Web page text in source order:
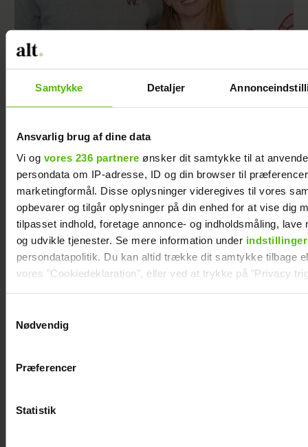
Samtykke Detaljer
Ansvarlig brug af dine data
Vi og vores 236 partnere ønsker dit samtykke til at
persondata om IP-adresse, ID og din browser til
marketingformål. Disse oplysninger videregives til vores
opbevarer og tilgår oplysninger på din enhed for at vise dig
tilpasset indhold, foretage annonce- og indholdsmåling, lave
og udvikle tjenester. Se mere information under indstillinger
persondatapolitik. Du kan altid trække dit samtykke tilbage
vores "Cookiedeklaration", eller ved at trykke på "Privacy
Vi anvender egne cookies og cookies fra tredjeparter til at
generere statistik og huske dine præferencer samt til brug
Nødvendig
Præferencer
Statistik
Se billedet: Mette Sommer er gravid igen
Kendte danskere deler deres bedste